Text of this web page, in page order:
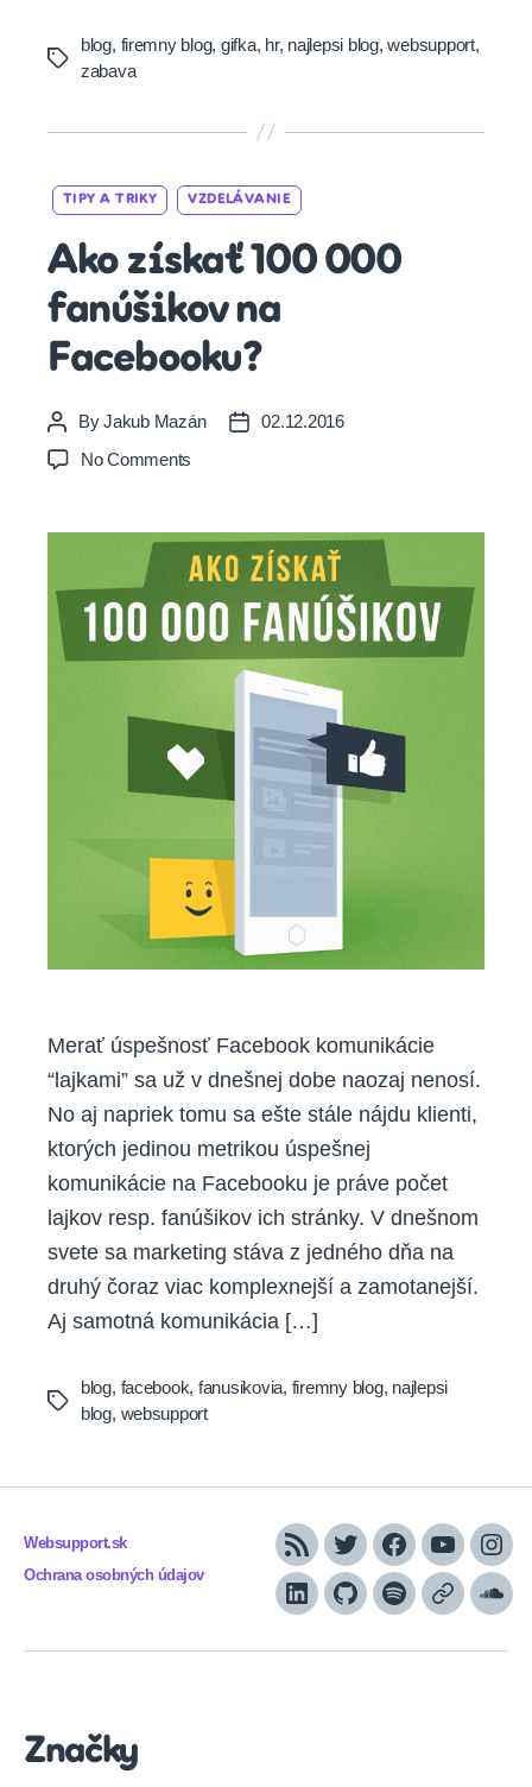
Tags
blog, firemny blog, gifka, hr, najlepsi blog,websupport,
zabava
Categories
TIPY A TRIKY VZDELÁVANIE
Ako získať 100 000
fanúšikov na
Facebooku?
Post
author
ByJakub Mazán
Post02.12.2016
No Comments
100
000
fanúšikov
na
Facebooku?
Merať úspešnosť Facebook komunikácie
“lajkami” sa už v dnešnej dobe naozaj nenosí.
No aj napriek tomu sa ešte stále nájdu klienti,
ktorých jedinou metrikou úspešnej
komunikácie na Facebooku je práve počet
lajkov resp. fanúšikov ich stránky. V dnešnom
svete sa marketing stáva z jedného dňa na
druhý čoraz viac komplexnejší a zamotanejší.
Aj samotná komunikácia […]
Tags
blog, facebook, fanusikovia, firemny blog, najlepsi
blog, websupport
Websupport.sk
Ochrana osobných údajov
RSS TwitterFacebook
YouTube
LinkedInGitHubSpotifyApple
Značky